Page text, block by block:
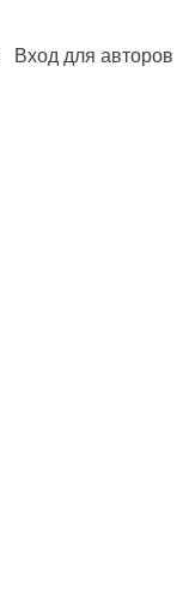
Вход для авторов